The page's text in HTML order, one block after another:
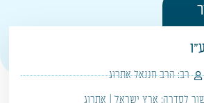
רב: הרב חננאל אתרוג
לסדרה: ארץ ישראל | אתרוג